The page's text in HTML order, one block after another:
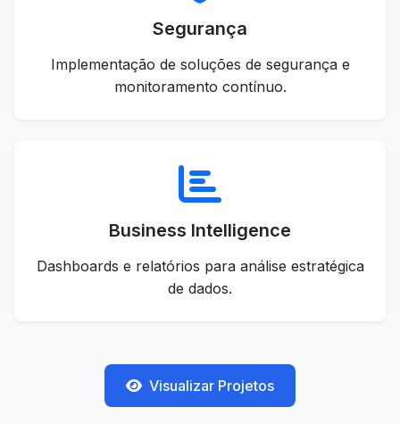
Segurança
Implementação de soluções de segurança e
monitoramento contínuo.
Business Intelligence
Dashboards e relatórios para análise estratégica
de dados.
Visualizar Projetos